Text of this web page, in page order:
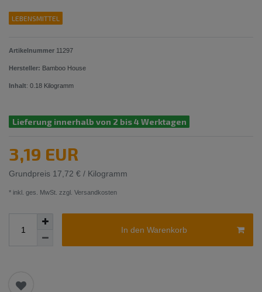
LEBENSMITTEL
Artikelnummer 11297
Hersteller: Bamboo House
Inhalt: 0.18 Kilogramm
Lieferung innerhalb von 2 bis 4 Werktagen
3,19 EUR
Grundpreis 17,72 € / Kilogramm
* inkl. ges. MwSt. zzgl. Versandkosten
In den Warenkorb